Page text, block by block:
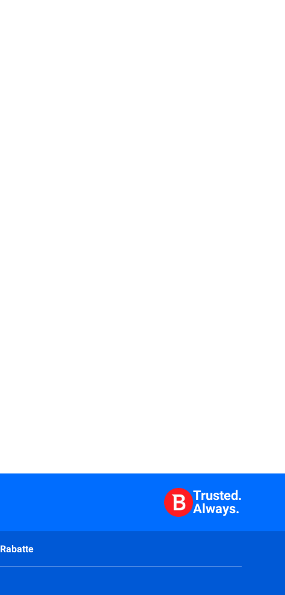
Trusted.
Always.